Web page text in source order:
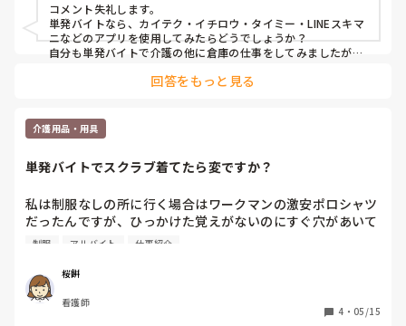
コメント失礼します。
単発バイトなら、カイテク・イチロウ・タイミー・LINEスキマ
ニなどのアプリを使用してみたらどうでしょうか？
自分も単発バイトで介護の他に倉庫の仕事をしてみましたが、
回答をもっと見る
介護用品・用具
単発バイトでスクラブ着てたら変ですか？
私は制服なしの所に行く場合はワークマンの激安ポロシャツ
だったんですが、ひっかけた覚えがないのにすぐ穴があいて
いてコスパ悪いなと思い始めました。
良くてヘビロテしてるんですが自分で買える金額ではな
く…。
制服 アルバイト 仕事紹介
桜餅
看護師
4 ・ 05/15